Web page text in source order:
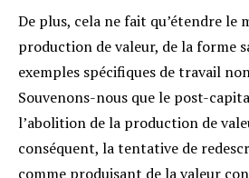
De plus, cela ne fait qu’étendre le
production de valeur, de la forme
exemples spécifiques de travail
Souvenons-nous que le post-
l’abolition de la production de
conséquent, la tentative de
comme produisant de la valeur